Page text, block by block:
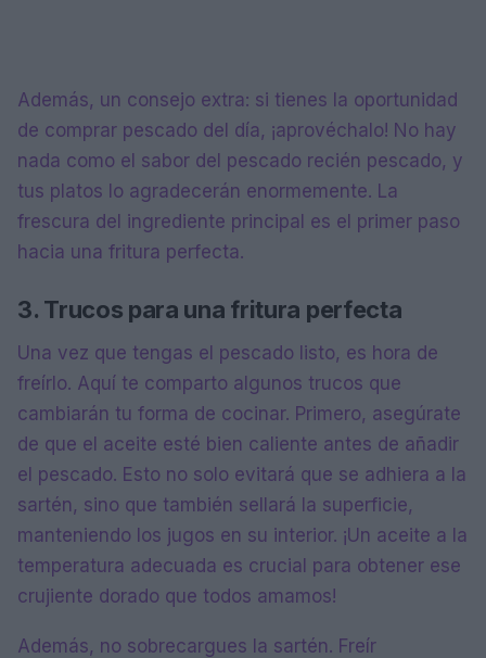
Además, un consejo extra: si tienes la oportunidad
de comprar pescado del día, ¡aprovéchalo! No hay
nada como el sabor del pescado recién pescado, y
tus platos lo agradecerán enormemente. La
frescura del ingrediente principal es el primer paso
hacia una fritura perfecta.
3. Trucos para una fritura perfecta
Una vez que tengas el pescado listo, es hora de
freírlo. Aquí te comparto algunos trucos que
cambiarán tu forma de cocinar. Primero, asegúrate
de que el aceite esté bien caliente antes de añadir
el pescado. Esto no solo evitará que se adhiera a la
sartén, sino que también sellará la superficie,
manteniendo los jugos en su interior. ¡Un aceite a la
temperatura adecuada es crucial para obtener ese
crujiente dorado que todos amamos!
Además, no sobrecargues la sartén. Freír